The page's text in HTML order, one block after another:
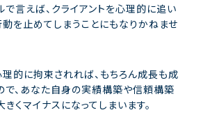
で言えば、クライアントを心理的に追い
動を止めてしまうことにもなりかねませ
理的に拘束されれば、もちろん成長も成
で、あなた自身の実績構築や信頼構築
くマイナスになってしまいます。